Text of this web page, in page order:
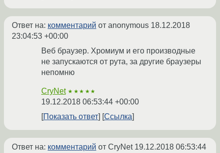
Ответ на: комментарий от anonymous 18.12.2018
23:04:53 +00:00
Веб браузер. Хромиум и его производные
не запускаются от рута, за другие браузеры
непомню
CryNet ★★★★★
19.12.2018 06:53:44 +00:00
Показать ответ
Ссылка
Ответ на: комментарий от CryNet 19.12.2018 06:53:44